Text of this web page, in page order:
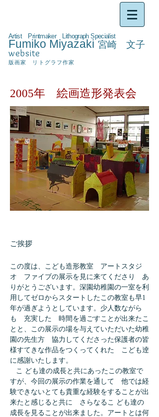
Artist Printmaker Lithograph Specialist
Fumiko Miyazaki 宮崎 文子
website
版画家 リトグラフ作家
2005年 絵画造形発表会
ご挨拶
この度は、こども造形教室 アートスタジ
オ ファイブの展示を見に来てくださり あ
りがとうございます。深園幼稚園の一室を利
用してゼロからスタートしたこの教室も早1
年が過ぎようとしています。少人数ながら
も 充実した 時間を過ごすことが出来たこ
とと、この展示の場を与えていただいた幼稚
園の先生方 協力してくださった保護者の皆
様すてきな作品をつくってくれた こども逹
に感謝いたします。
こ ども達の成長と共にあったこの教室で
すが、今回の展示の作業を通して 他では経
験できないとても貴重な経験をすることが出
来たと感じると共に さらなるこ ども達の
成長を見ることが出来ました。アートとは何